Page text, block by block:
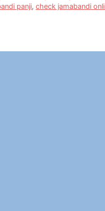
panji, check jamabandi